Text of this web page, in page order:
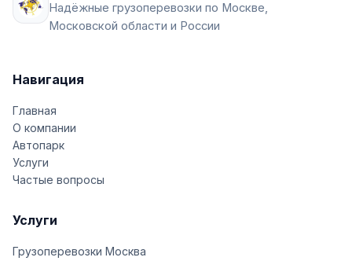
Надёжные грузоперевозки по Москве,
Московской области и России
Навигация
Главная
О компании
Автопарк
Услуги
Частые вопросы
Услуги
Грузоперевозки Москва